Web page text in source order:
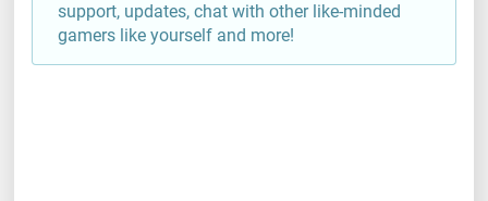
support, updates, chat with other like-minded
gamers like yourself and more!